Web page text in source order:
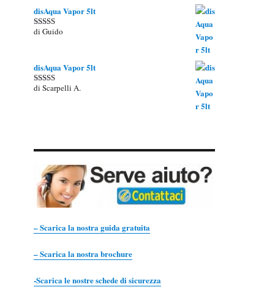
disAqua Vapor 5lt
Valutato
di Guido
disAqua Vapor 5lt
Valutato5
di Scarpelli A.
– Scarica la nostra guida gratuita
– Scarica la nostra brochure
-Scarica le nostre schede di sicurezza